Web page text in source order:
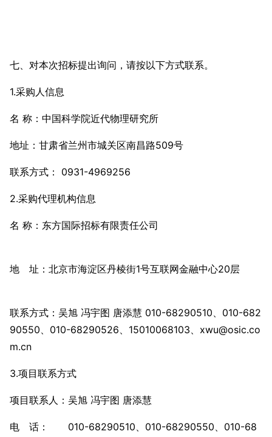
七、对本次招标提出询问，请按以下方式联系。
1.采购人信息
名 称：中国科学院近代物理研究所
地址：甘肃省兰州市城关区南昌路509号
联系方式： 0931-4969256
2.采购代理机构信息
名 称：东方国际招标有限责任公司
地 址：北京市海淀区丹棱街1号互联网金融中心20层
联系方式：吴旭 冯宇图 唐添慧 010-68290510、010-682
90550、010-68290526、15010068103、xwu@osic.co
m.cn
3.项目联系方式
项目联系人：吴旭 冯宇图 唐添慧
电 话： 010-68290510、010-68290550、010-68